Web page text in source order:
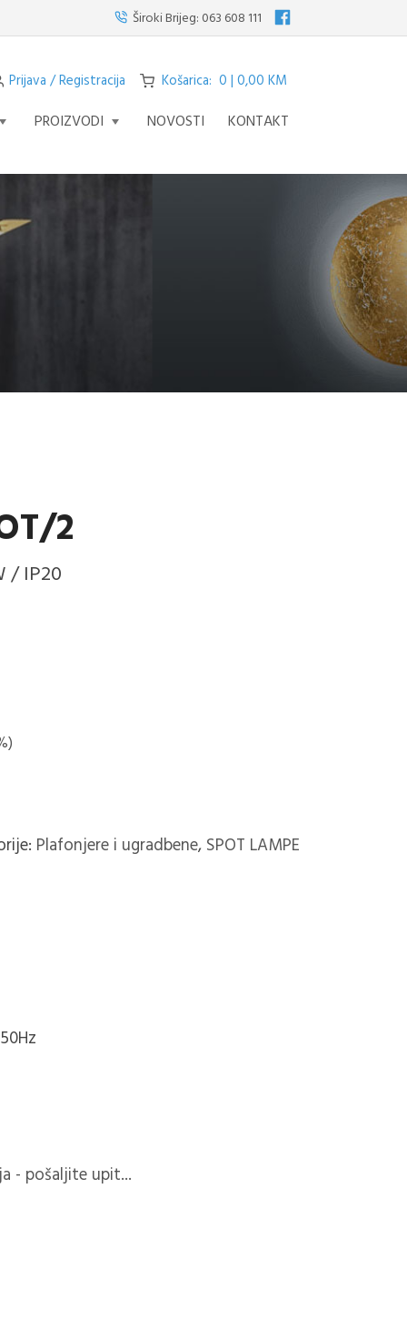
visilicu s četiri svjetla iz serije STREAM – fascinantno remek djelo koje
Široki Brijeg: 063 608 111
Prijava / Registracija Košarica: 0 | 0,00 KM
PROIZVODI NOVOSTI KONTAKT
2
/ IP20
Plafonjere i ugradbene, SPOT LAMPE
- pošaljite upit...